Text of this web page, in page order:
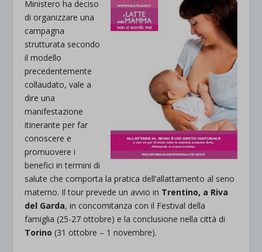
Ministero ha deciso
di organizzare una
campagna
strutturata secondo
il modello
precedentemente
collaudato, vale a
dire una
manifestazione
itinerante per far
conoscere e
promuovere i
benefici in termini di
salute che comporta la pratica dell’allattamento al seno
materno. Il tour prevede un avvio in Trentino, a Riva
del Garda, in concomitanza con il Festival della
famiglia (25-27 ottobre) e la conclusione nella città di
Torino (31 ottobre – 1 novembre).